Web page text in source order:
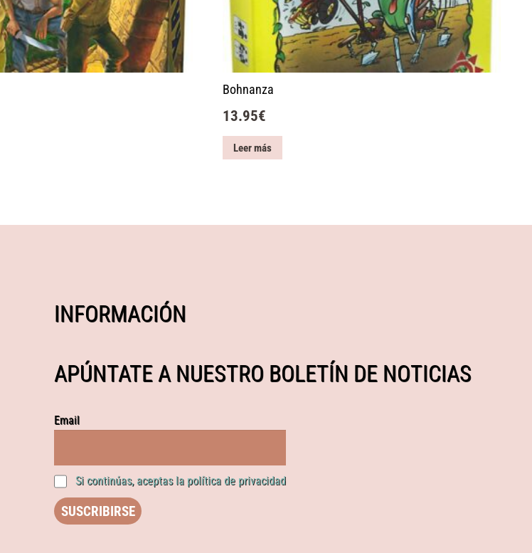
Bohnanza
13.95€
Leer más
INFORMACIÓN
APÚNTATE A NUESTRO BOLETÍN DE NOTICIAS
Email
Si continúas, aceptas la política de privacidad